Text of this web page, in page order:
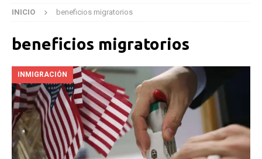
INICIO beneficios migratorios
beneficios migratorios
INMIGRACIÓN